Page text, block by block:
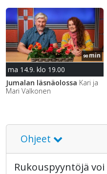
90min
ma 14.9. klo 19.00
Jumalan läsnäolossa Kari ja
Mari Valkonen
Ohjeet
Rukouspyyntöjä